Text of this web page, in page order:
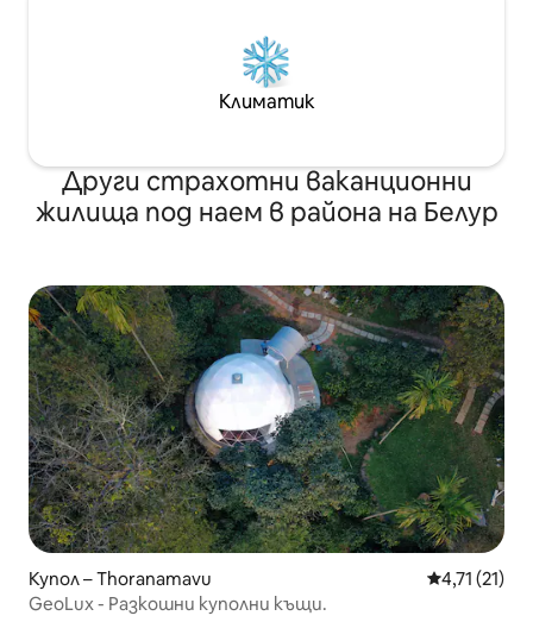
Климатик
Други страхотни ваканционни
жилища под наем в района на Белур
Купол – Thoranamavu Средна
4,71 (21)
GeoLux - Разкошни куполни къщи.